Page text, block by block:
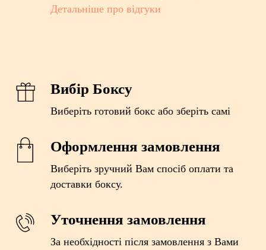
Детальніше про відгуки
Вибір Боксу
Виберіть готовий бокс або зберіть самі
Оформлення замовлення
Виберіть зручний Вам спосіб оплати та
доставки боксу.
Уточнення замовлення
За необхідності після замовлення з Вами